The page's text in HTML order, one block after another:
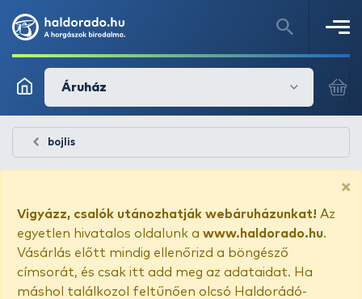
Áruház
bojlis
×
Vigyázz, csalók utánozhatják webáruházunkat! Az
egyetlen hivatalos oldalunk a www.haldorado.hu.
Vásárlás előtt mindig ellenőrizd a böngésző
címsorát, és csak itt add meg az adataidat. Ha
máshol találkozol feltűnően olcsó Haldorádó-